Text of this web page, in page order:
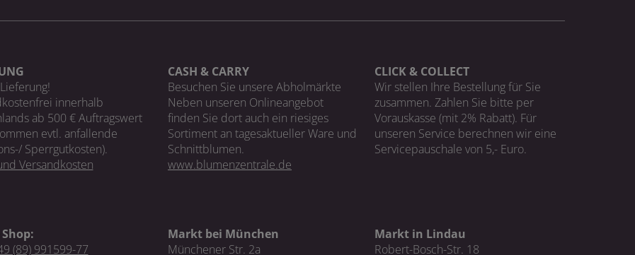
innerhalb
ab 500 € Auftragswert
evtl. anfallende
Sperrgutkosten).
Versandkosten
CASH & CARRY
Besuchen Sie unsere Abholmärkte
Neben unseren Onlineangebot
finden Sie dort auch ein riesiges
Sortiment an tagesaktueller Ware und
Schnittblumen.
www.blumenzentrale.de
CLICK & COLLECT
Wir stellen Ihre Bestellung für Sie
zusammen. Zahlen Sie bitte per
Vorauskasse (mit 2% Rabatt). Für
unseren Service berechnen wir eine
Servicepauschale von 5,- Euro.
(89) 991599-77
Markt bei München
Münchener Str. 2a
Markt in Lindau
Robert-Bosch-Str. 18